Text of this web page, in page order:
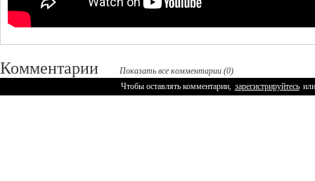
Комментарии
Показать все комментарии (0)
Чтобы оставлять комментарии, зарегистрируйтесь или